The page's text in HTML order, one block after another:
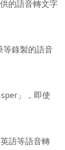
的語音轉文字
等錄製的語音
」，即使
語等語音轉